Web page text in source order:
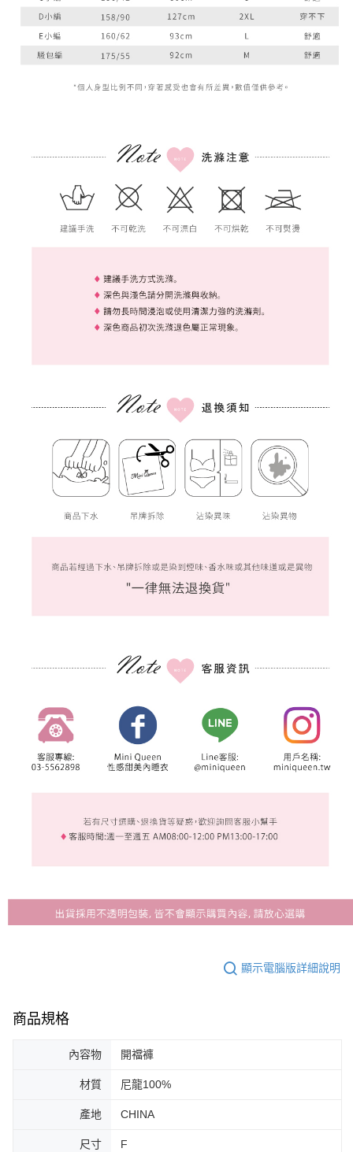
顯示電腦版詳細說明
商品規格
內容物 開襠褲
材質 尼龍100%
產地 CHINA
尺寸 F